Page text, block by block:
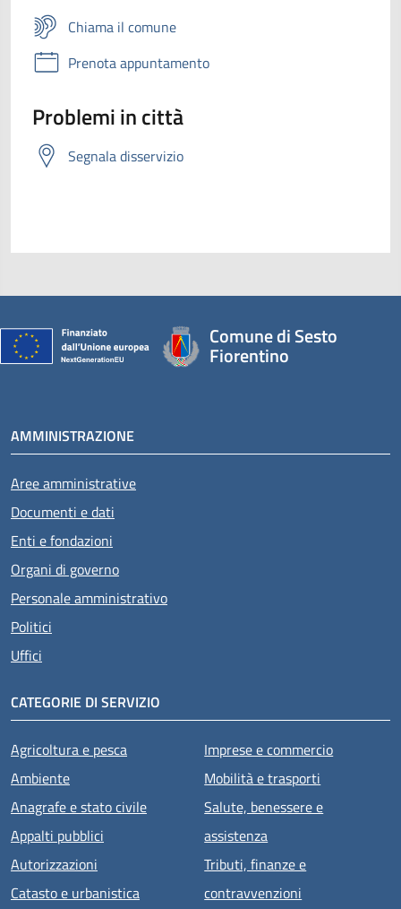
Chiama il comune
Prenota appuntamento
Problemi in città
Segnala disservizio
Comune di Sesto
Fiorentino
AMMINISTRAZIONE
Aree amministrative
Documenti e dati
Enti e fondazioni
Organi di governo
Personale amministrativo
Politici
Uffici
CATEGORIE DI SERVIZIO
Agricoltura e pesca
Ambiente
Anagrafe e stato civile
Appalti pubblici
Autorizzazioni
Catasto e urbanistica
Imprese e commercio
Mobilità e trasporti
Salute, benessere e
assistenza
Tributi, finanze e
contravvenzioni